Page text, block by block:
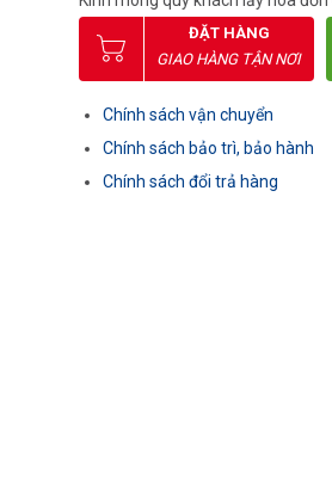
ĐẶT HÀNG
GIAO HÀNG TẬN NƠI
Chính sách vận chuyển
Chính sách bảo trì, bảo hành
Chính sách đổi trả hàng